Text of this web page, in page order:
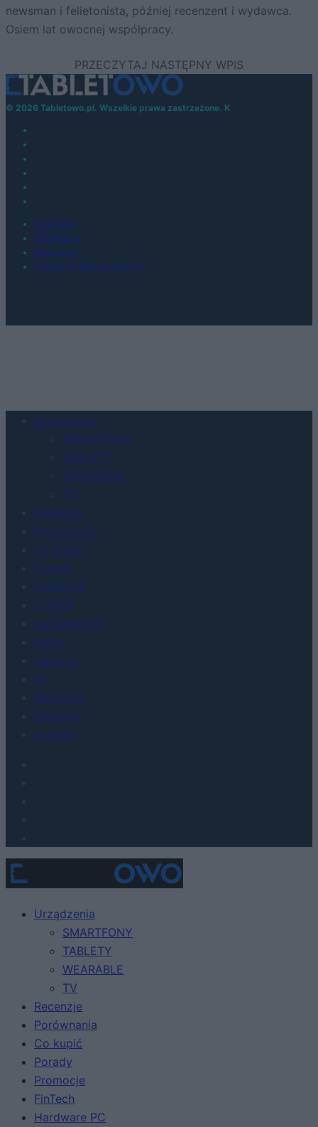
newsman i felietonista, później recenzent i wydawca.
Osiem lat owocnej współpracy.
© 2026 Tabletowo.pl. Wszelkie prawa zastrzeżone. K
KONTAKT
REDAKCJA
REKLAMA
POLITYKA PRYWATNOŚCI
Urządzenia
SMARTFONY
TABLETY
WEARABLE
TV
Recenzje
Porównania
Co kupić
Porady
Promocje
FinTech
Hardware PC
Moto
Gaming
AI
Redakcja
Reklama
Kontakt
Urządzenia
SMARTFONY
TABLETY
WEARABLE
TV
Recenzje
Porównania
Co kupić
Porady
Promocje
FinTech
Hardware PC